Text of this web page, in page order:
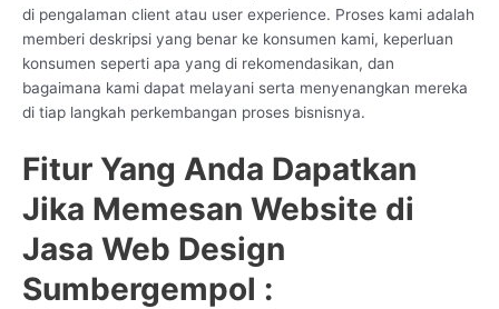
di pengalaman client atau user experience. Proses kami adalah
memberi deskripsi yang benar ke konsumen kami, keperluan
konsumen seperti apa yang di rekomendasikan, dan
bagaimana kami dapat melayani serta menyenangkan mereka
di tiap langkah perkembangan proses bisnisnya.
Fitur Yang Anda Dapatkan
Jika Memesan Website di
Jasa Web Design
Sumbergempol :